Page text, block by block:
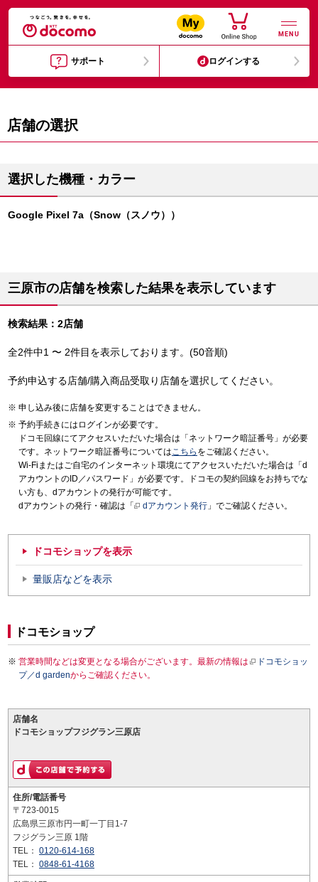
MENU
サポート ログインする
店舗の選択
選択した機種・カラー
Google Pixel 7a（Snow（スノウ））
三原市の店舗を検索した結果を表示しています
検索結果：2店舗
全2件中1 〜 2件目を表示しております。(50音順)
予約申込する店舗/購入商品受取り店舗を選択してください。
申し込み後に店舗を変更することはできません。
予約手続きにはログインが必要です。
ドコモ回線にてアクセスいただいた場合は「ネットワーク暗証番号」が必要
です。ネットワーク暗証番号についてはこちら をご確認ください。
Wi-Fiまたはご自宅のインターネット環境にてアクセスいただいた場合は「d
アカウントのID／パスワード」が必要です。ドコモの契約回線をお持ちでな
い方も、dアカウントの発行が可能です。
dアカウントの発行・確認は「
dアカウント発行 」でご確認ください。
ドコモショップを表示
量販店などを表示
ドコモショップ
営業時間などは変更となる場合がございます。最新の情報は
ドコモショッ
プ／d gardenからご確認ください。
店舗名
ドコモショップフジグラン三原店
住所/電話番号
〒723-0015
広島県三原市円一町一丁目1-7
フジグラン三原 1階
TEL： 0120-614-168
TEL： 0848-61-4168